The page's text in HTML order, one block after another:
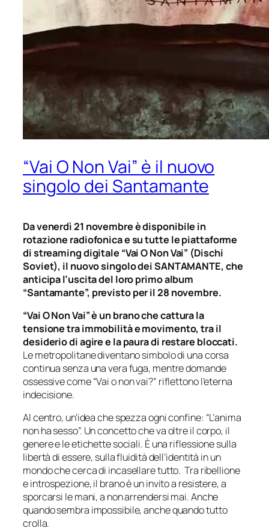
“Vai O Non Vai” è il nuovo
singolo dei Santamante
Da venerdì 21 novembre è disponibile in
rotazione radiofonica e su tutte le piattaforme
di streaming digitale “Vai O Non Vai” (Dischi
Soviet), il nuovo singolo dei SANTAMANTE, che
anticipa l’uscita del loro primo album
“Santamante”, previsto per il 28 novembre.
“Vai O Non Vai”è un brano che cattura la
tensione tra immobilità e movimento, tra il
desiderio di agire e la paura di restare bloccati.
Le metropolitane diventano simbolo di una corsa
continua senza una vera fuga, mentre domande
ossessive come “Vai o non vai?” riflettono l’eterna
indecisione.
Al centro, un’idea che spezza ogni confine: “L’anima
non ha sesso”. Un concetto che va oltre il corpo, il
genere e le etichette sociali. È una riflessione sulla
libertà di essere, sulla fluidità dell’identità in un
mondo che cerca di incasellare tutto. Tra ribellione
e introspezione, il brano è un invito a resistere, a
sporcarsi le mani, a non arrendersi mai. Anche
quando sembra impossibile, anche quando tutto
crolla.